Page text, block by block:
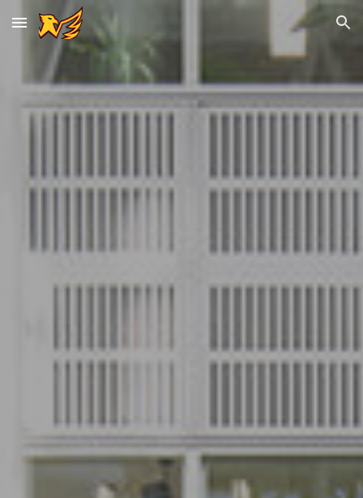
Skip to main content Skip to navigation